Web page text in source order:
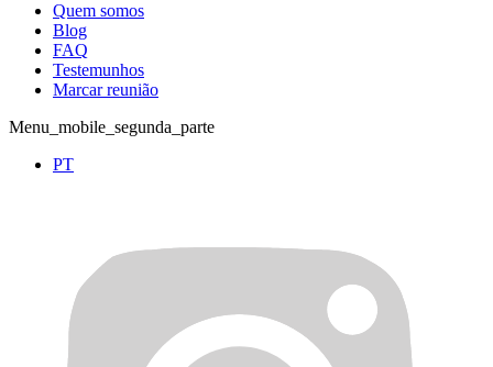
Quem somos
Blog
FAQ
Testemunhos
Marcar reunião
Menu_mobile_segunda_parte
PT